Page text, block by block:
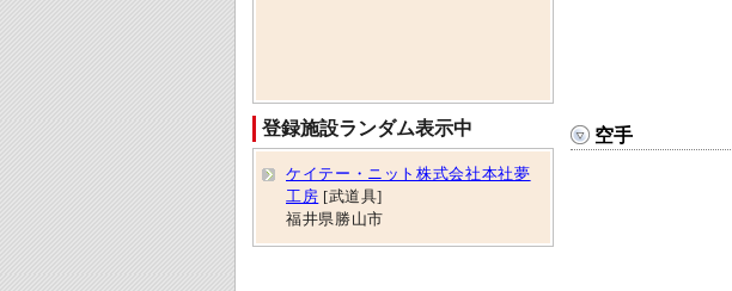
空手
登録施設ランダム表示中
ケイテー・ニット株式会社本社夢
工房 [武道具]
福井県勝山市